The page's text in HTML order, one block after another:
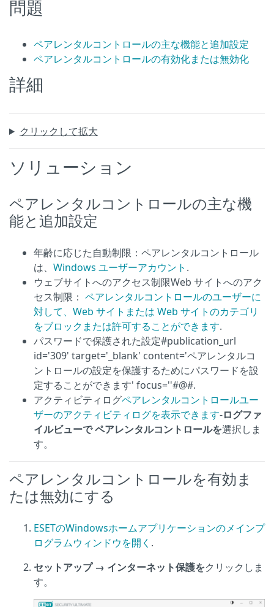
問題
ペアレンタルコントロールの主な機能と追加設定
ペアレンタルコントロールの有効化または無効化
詳細
クリックして拡大
ソリューション
ペアレンタルコントロールの主な機
能と追加設定
年齢に応じた自動制限：ペアレンタルコントロール
は、 Windows ユーザーアカウント .
ウェブサイトへのアクセス制限Web サイトへのアク
セス制限： ペアレンタルコントロールのユーザーに
対して、Web サイトまたは Web サイトのカテゴリ
をブロックまたは許可することができます.
パスワードで保護された設定#publication_url
id='309' target='_blank' content='ペアレンタルコ
ントロールの設定を保護するためにパスワードを設
定することができます' focus=''#@#.
アクティビティログペアレンタルコントロールユー
ザーのアクティビティログを表示できます-ログファ
イルビューでペアレンタルコントロールを選択しま
す。
ペアレンタルコントロールを有効ま
たは無効にする
ESETのWindowsホームアプリケーションのメインプ
ログラムウィンドウを開く .
セットアップ → インターネット保護をクリックしま
す。